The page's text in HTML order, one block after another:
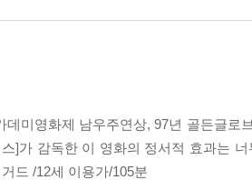
미영화제 남우주연상, 97년 골든글로
]가 감독한 이 영화의 정서적 효과는
드 /12세 이용가/105분